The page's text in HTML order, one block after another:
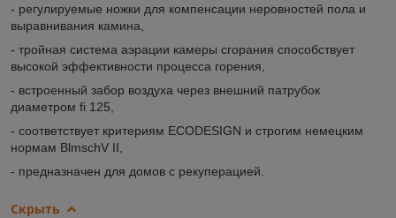
- регулируемые ножки для компенсации неровностей пола и
выравнивания камина,
- тройная система аэрации камеры сгорания способствует
высокой эффективности процесса горения,
- встроенный забор воздуха через внешний патрубок
диаметром fi 125,
- соответствует критериям ECODESIGN и строгим немецким
нормам BlmschV II,
- предназначен для домов с рекуперацией.
Скрыть